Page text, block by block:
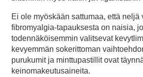
Ei ole myöskään sattumaa, että neljä
fibromyalgia-tapauksesta on naisia,
todennäköisemmin valitsevat
kevyemmän sokerittoman
purukumit ja minttupastillit ovat
keinomakeutusaineita.